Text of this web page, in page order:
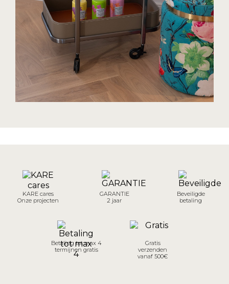
KARE cares
Onze projecten
GARANTIE
2 jaar
Beveiligde
betaling
Betaling tot max 4
termijnen gratis
Gratis
verzenden
vanaf 500€